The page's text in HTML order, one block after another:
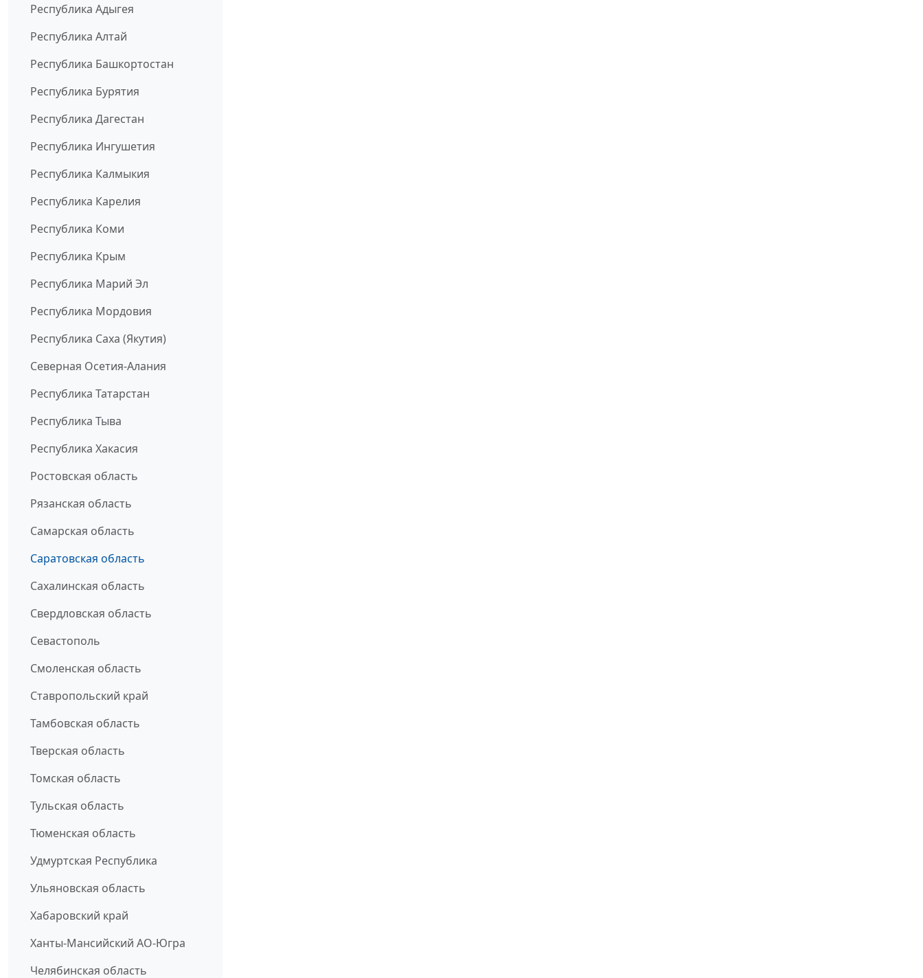
Республика Адыгея
Республика Алтай
Республика Башкортостан
Республика Бурятия
Республика Дагестан
Республика Ингушетия
Республика Калмыкия
Республика Карелия
Республика Коми
Республика Крым
Республика Марий Эл
Республика Мордовия
Республика Саха (Якутия)
Северная Осетия-Алания
Республика Татарстан
Республика Тыва
Республика Хакасия
Ростовская область
Рязанская область
Самарская область
Саратовская область
Сахалинская область
Свердловская область
Севастополь
Смоленская область
Ставропольский край
Тамбовская область
Тверская область
Томская область
Тульская область
Тюменская область
Удмуртская Республика
Ульяновская область
Хабаровский край
Ханты-Мансийский АО-Югра
Челябинская область